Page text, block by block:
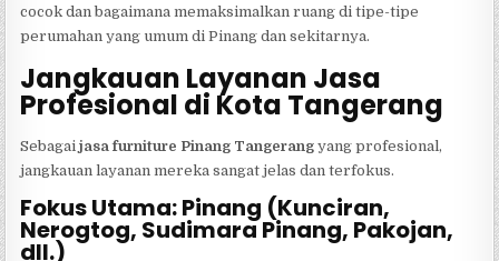
cocok dan bagaimana memaksimalkan ruang di tipe-tipe
perumahan yang umum di Pinang dan sekitarnya.
Jangkauan Layanan Jasa
Profesional di Kota Tangerang
Sebagaijasa furniture Pinang Tangerang yang profesional,
jangkauan layanan mereka sangat jelas dan terfokus.
Fokus Utama: Pinang (Kunciran,
Nerogtog, Sudimara Pinang, Pakojan,
dll.)